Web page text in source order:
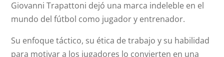
Giovanni Trapattoni dejó una marca indeleble en el
mundo del fútbol como jugador y entrenador.
Su enfoque táctico, su ética de trabajo y su habilidad
para motivar a los jugadores lo convierten en una